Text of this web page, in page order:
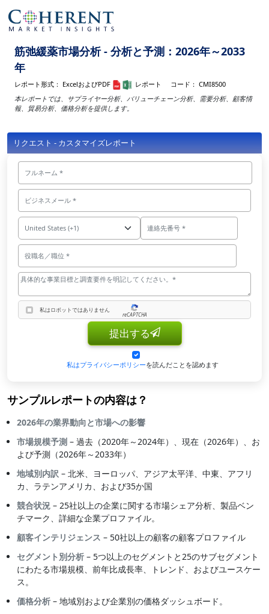
筋弛緩薬市場分析 - 分析と予測：2026年～2033
年
レポート形式： ExcelおよびPDF レポート コード： CMI8500
本レポートでは、サプライヤー分析、バリューチェーン分析、需要分析、顧客情
報、貿易分析、価格分析を提供します。
リクエスト - カスタマイズレポート
私はロボットではありません
私はロボットではありません
reCAPTCHA
提出する
私はプライバシーポリシーを読んだことを認めます
サンプルレポートの内容は？
2026年の業界動向と市場への影響
市場規模予測 – 過去（2020年～2024年）、現在（2026年）、お
よび予測（2026年～2033年）
地域別内訳 – 北米、ヨーロッパ、アジア太平洋、中東、アフリ
カ、ラテンアメリカ、および35か国
競合状況 – 25社以上の企業に関する市場シェア分析、製品ベン
チマーク、詳細な企業プロファイル。
顧客インテリジェンス – 50社以上の顧客の顧客プロファイル
セグメント別分析 – 5つ以上のセグメントと25のサブセグメント
にわたる市場規模、前年比成長率、トレンド、およびユースケー
ス。
価格分析 – 地域別および企業別の価格ダッシュボード。